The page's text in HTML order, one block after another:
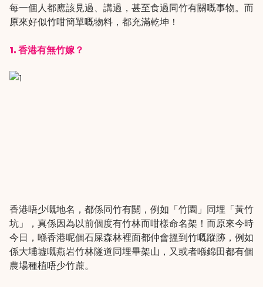
每一個人都應該見過、講過，甚至食過同竹有關嘅事物。而
原來好似竹咁簡單嘅物料，都充滿乾坤！
1. 香港有無竹嫁？
香港唔少嘅地名，都係同竹有關，例如「竹園」同埋「黃竹
坑」，真係因為以前個度有竹林而咁樣命名架！而原來今時
今日，喺香港呢個石屎森林裡面都仲會搵到竹嘅蹤跡，例如
係大埔墟嘅燕岩竹林隧道同埋畢架山，又或者喺錦田都有個
農場種植唔少竹蔗。